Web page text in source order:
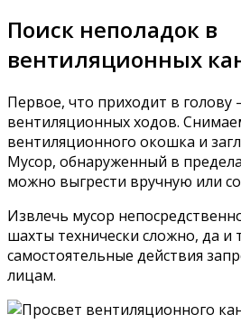
Поиск неполадок в
вентиляционных
Первое, что приходит в голову
вентиляционных ходов.
вентиляционного окошка и
Мусор, обнаруженный в
можно выгрести вручную или
Извлечь мусор
шахты технически сложно, да и
самостоятельные действия
лицам.